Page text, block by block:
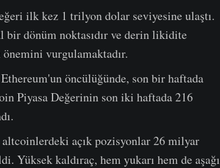
ilk kez 1 trilyon dolar seviyesine ulaştı.
dönüm noktasıdır ve derin likidite
vurgulamaktadır.
öncülüğünde, son bir haftada
Piyasa Değerinin son iki haftada 216
altcoinlerdeki açık pozisyonlar 26 milyar
Yüksek kaldıraç, hem yukarı hem de aşağı